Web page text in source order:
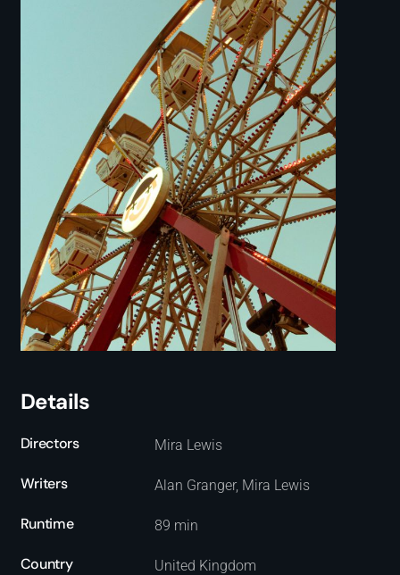
Details
Directors Mira Lewis
Writers Alan Granger, Mira Lewis
Runtime 89 min
Country United Kingdom